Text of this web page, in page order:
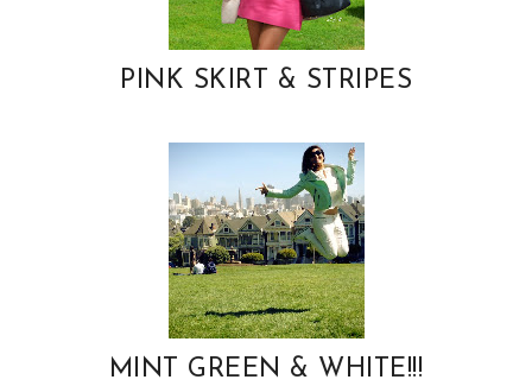
PINK SKIRT & STRIPES
MINT GREEN & WHITE!!!